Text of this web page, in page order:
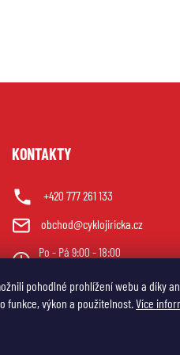
pohodlné prohlížení webu a díky
funkce, výkon a použitelnost.Více
KONTAKTY
+420 777 261 133
obchod@cyklojiricka.cz
Po - Pá 9:00 - 18:00